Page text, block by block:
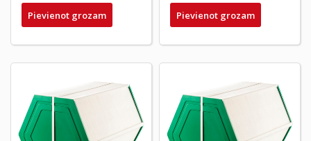
Pievienot grozam Pievienot grozam